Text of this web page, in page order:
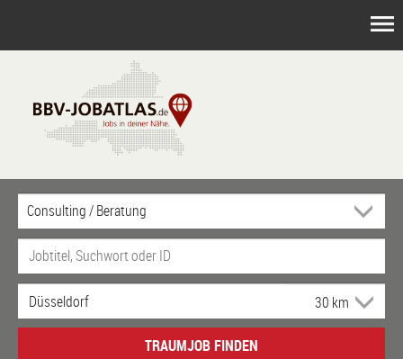
TRAUMJOB FINDEN